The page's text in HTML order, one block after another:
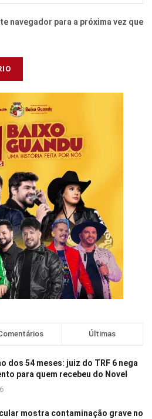
navegador para a próxima vez que
Últimas
dos 54 meses: juiz do TRF 6 nega
para quem recebeu do Novel
mostra contaminação grave no